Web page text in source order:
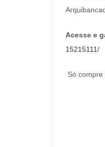
Acesse e
15215111/
Só compre